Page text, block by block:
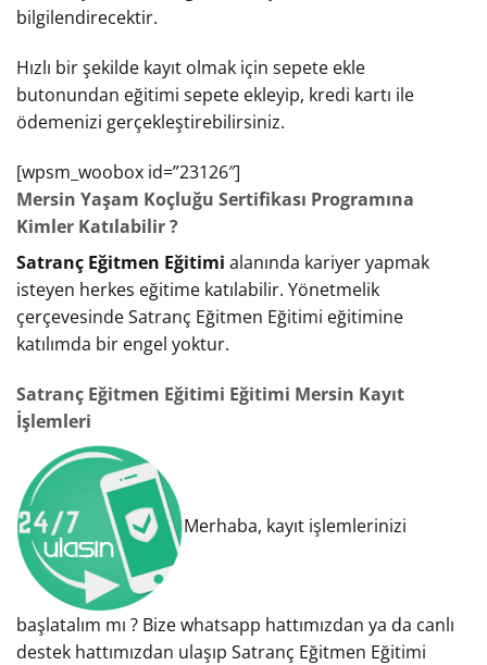
bilgilendirecektir.
Hızlı bir şekilde kayıt olmak için sepete ekle
butonundan eğitimi sepete ekleyip, kredi kartı ile
ödemenizi gerçekleştirebilirsiniz.
[wpsm_woobox id=”23126″]
Mersin Yaşam Koçluğu Sertifikası Programına
Kimler Katılabilir ?
Satranç Eğitmen Eğitimi alanında kariyer yapmak
isteyen herkes eğitime katılabilir. Yönetmelik
çerçevesinde Satranç Eğitmen Eğitimi eğitimine
katılımda bir engel yoktur.
Satranç Eğitmen Eğitimi Eğitimi Mersin Kayıt
İşlemleri
Merhaba, kayıt işlemlerinizi
başlatalım mı ? Bize whatsapp hattımızdan ya da canlı
destek hattımızdan ulaşıp Satranç Eğitmen Eğitimi